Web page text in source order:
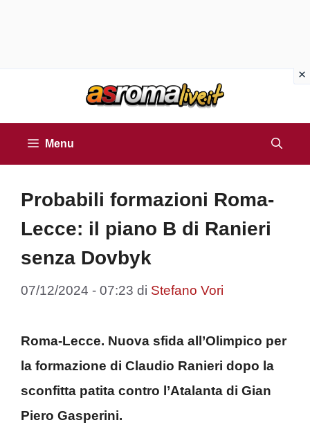
Menu
Probabili formazioni Roma-
Lecce: il piano B di Ranieri
senza Dovbyk
07/12/2024 - 07:23 di Stefano Vori
Roma-Lecce. Nuova sfida all’Olimpico per
la formazione di Claudio Ranieri dopo la
sconfitta patita contro l’Atalanta di Gian
Piero Gasperini.